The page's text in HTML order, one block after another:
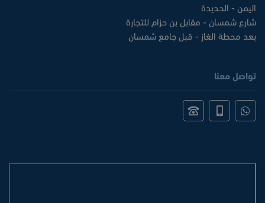
اليمن - الحديدة
شارع شمسان - مقابل بن حزام للتجارة
بعد محطة الغاز - قبل جامع شمسان
تواصل معنا